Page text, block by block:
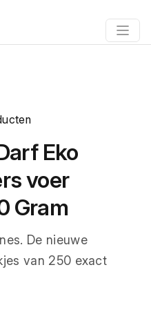
Eko
voer
Gram
De nieuwe
van 250 exact